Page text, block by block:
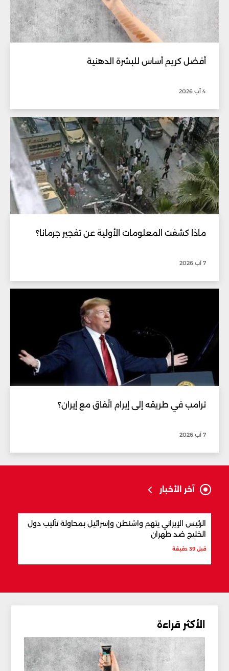
أفضل كريم أساس للبشرة الدهنية
4 آب 2026
ماذا كشفت المعلومات الأولية عن تفجير جرمانا؟
7 آب 2026
ترامب في طريقه إلى إبرام اتّفاق مع إيران؟
7 آب 2026
آخر الأخبار
الرئيس الإيراني يتهم واشنطن وإسرائيل بمحاولة تأليب دول
الخليج ضد طهران
قبل 39 دقيقة
الأكثر قراءة